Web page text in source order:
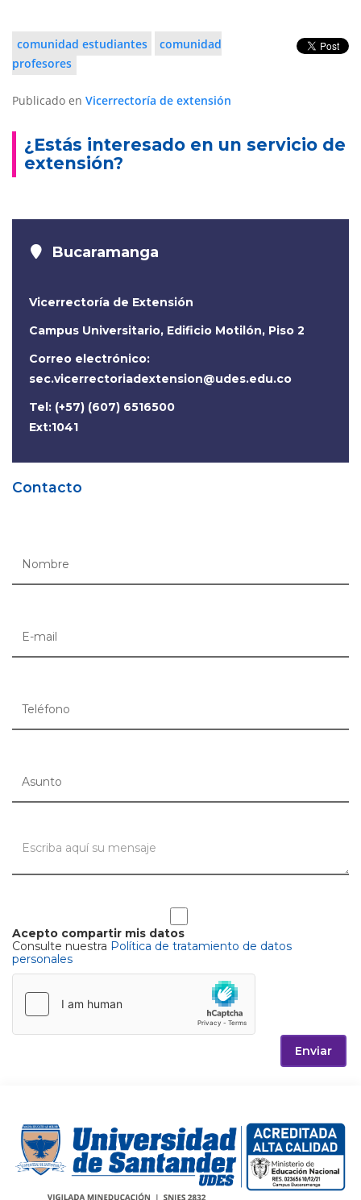
comunidad estudiantes
comunidad
profesores
Publicado en Vicerrectoría de extensión
¿Estás interesado en un servicio de
extensión?
Bucaramanga
Vicerrectoría de Extensión
Campus Universitario, Edificio Motilón, Piso 2
Correo electrónico:
sec.vicerrectoriadextension@udes.edu.co
Tel: (+57) (607) 6516500
Ext:1041
Contacto
Acepto compartir mis datos
Consulte nuestra Política de tratamiento de datos
personales
Enviar